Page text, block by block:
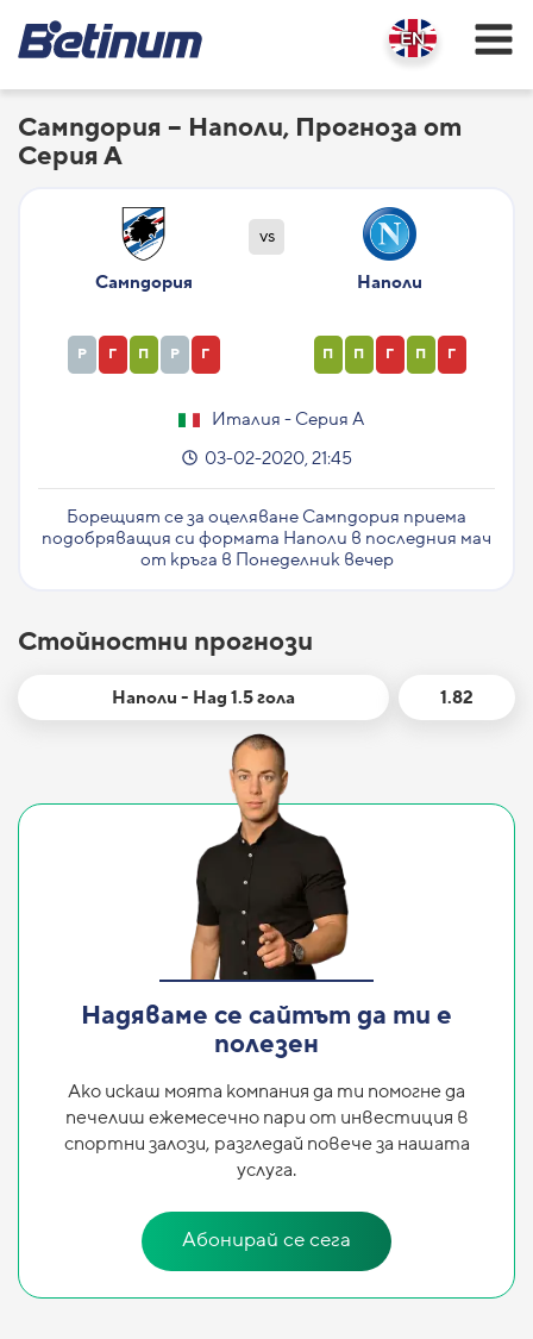
Сампдория – Наполи, Прогноза от
Серия А
vs
Сампдория
Р Г П Р Г
Наполи
П П Г П Г
Италия - Серия А
03-02-2020, 21:45
Борещият се за оцеляване Сампдория приема
подобряващия си формата Наполи в последния мач
от кръга в Понеделник вечер
Стойностни прогнози
Наполи - Над 1.5 гола 1.82
Надяваме се сайтът да ти е
полезен
Ако искаш моята компания да ти помогне да
печелиш ежемесечно пари от инвестиция в
спортни залози, разгледай повече за нашата
услуга.
Абонирай се сега